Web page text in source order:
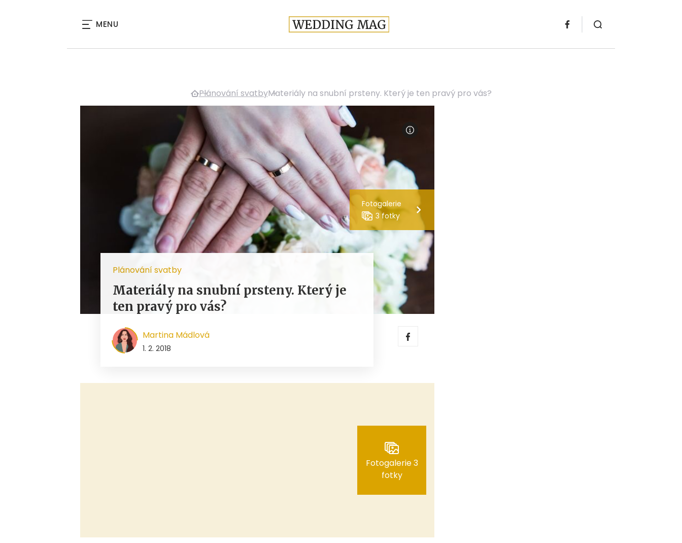
MENU
Plánování svatbyMateriály na snubní prsteny. Který je ten pravý pro vás?
Fotogalerie
3 fotky
Plánování svatby
Materiály na snubní prsteny. Který je
ten pravý pro vás?
Martina Mádlová
1. 2. 2018
Fotogalerie 3
fotky